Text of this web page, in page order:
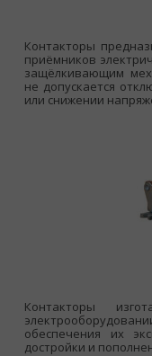
Контакторы
приёмников
защёлкивающим
не допускается
или снижении
Контакторы
обеспечения их
достройки и